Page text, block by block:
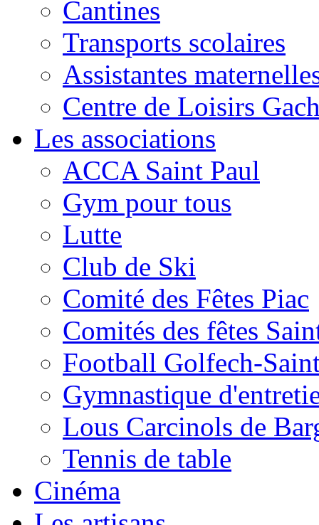
Cantines
Transports scolaires
Assistantes
Centre de Loisirs
Les associations
ACCA Saint Paul
Gym pour tous
Lutte
Club de Ski
Comité des Fêtes Piac
Comités des fêtes
Football Golfech-
Gymnastique
Lous Carcinols de
Tennis de table
Cinéma